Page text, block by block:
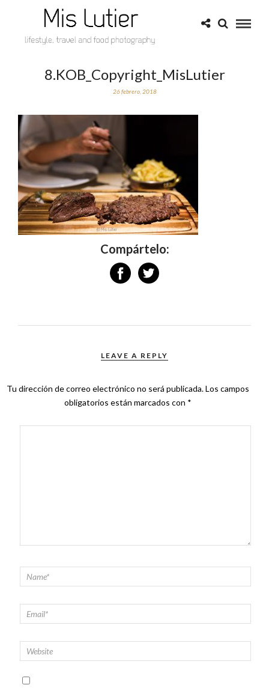
8.KOB_Copyright_MisLutier
26 febrero, 2018
Compártelo:
LEAVE A REPLY
Tu dirección de correo electrónico no será publicada.Los campos
obligatorios están marcados con *